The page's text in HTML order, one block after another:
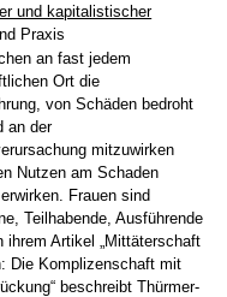
und kapitalistischer
Praxis
an fast jedem
Ort die
von Schäden bedroht
an der
mitzuwirken
Nutzen am Schaden
Frauen sind
Teilhabende, Ausführende
ihrem Artikel „Mittäterschaft
Die Komplizenschaft mit
beschreibt Thürmer-